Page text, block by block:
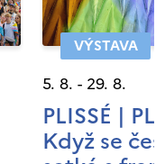
VÝSTAVA
5. 8. - 29. 8.
PLISSÉ |
Když se